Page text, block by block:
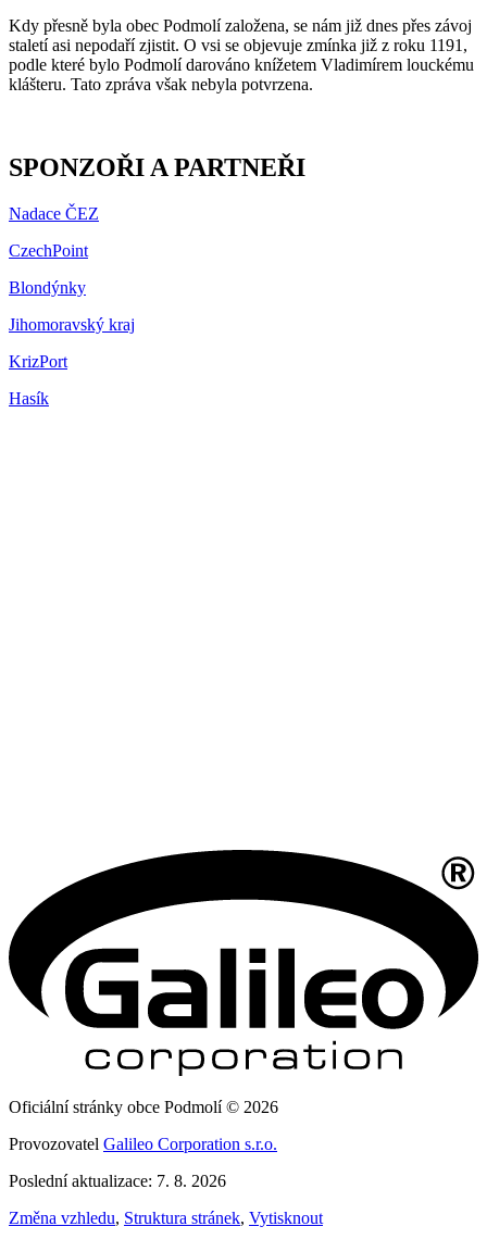
Kdy přesně byla obec Podmolí založena, se nám již dnes přes závoj
staletí asi nepodaří zjistit. O vsi se objevuje zmínka již z roku 1191,
podle které bylo Podmolí darováno knížetem Vladimírem louckému
klášteru. Tato zpráva však nebyla potvrzena.
SPONZOŘI A PARTNEŘI
Nadace ČEZ
CzechPoint
Blondýnky
Jihomoravský kraj
KrizPort
Hasík
Oficiální stránky obce Podmolí © 2026
Provozovatel Galileo Corporation s.r.o.
Poslední aktualizace: 7. 8. 2026
Změna vzhledu, Struktura stránek, Vytisknout